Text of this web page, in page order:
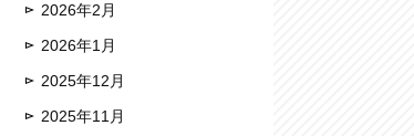
2026年2月
2026年1月
2025年12月
2025年11月